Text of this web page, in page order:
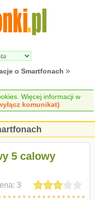
o Smartfonach »
Więcej informacji w
komunikat)
5 calowy
3